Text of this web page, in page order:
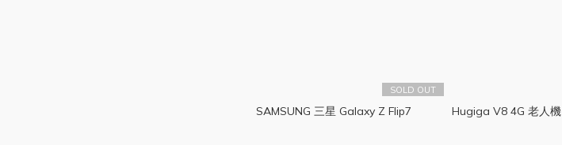
SOLD OUT
SAMSUNG 三星 Galaxy Z Flip7 Hugiga V8 4G 老人機